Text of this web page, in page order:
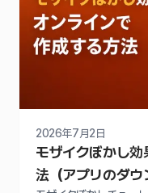
2026年7月2日
モザイクぼかし
法（アプリのダウ